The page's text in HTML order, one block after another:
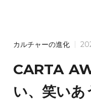
カルチャーの進化
CARTA
い、笑いあ